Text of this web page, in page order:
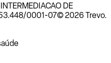
DE
0001-07© 2026 Trevo.